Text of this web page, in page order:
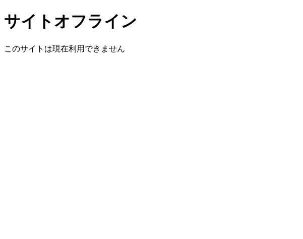
サイトオフライン
このサイトは現在利用できません